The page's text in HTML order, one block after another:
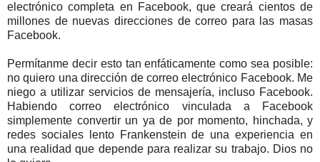
electrónico completa en Facebook, que creará cientos de
millones de nuevas direcciones de correo para las masas
Facebook.
Permítanme decir esto tan enfáticamente como sea posible:
no quiero una dirección de correo electrónico Facebook. Me
niego a utilizar servicios de mensajería, incluso Facebook.
Habiendo correo electrónico vinculada a Facebook
simplemente convertir un ya de por momento, hinchada, y
redes sociales lento Frankenstein de una experiencia en
una realidad que depende para realizar su trabajo. Dios no